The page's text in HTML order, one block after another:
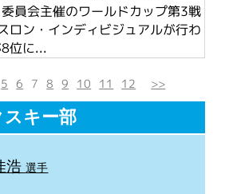
員会主催のワールドカップ第3戦
ロン・インディビジュアルが行わ
位に...
5 6 7 8 9 10 11 12 >>
キー部
浩選手